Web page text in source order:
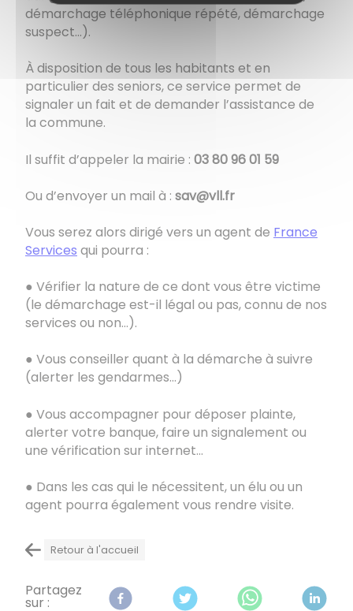
démarchage téléphonique répété, démarchage
suspect…).
À disposition de tous les habitants et en
particulier des seniors, ce service permet de
signaler un fait et de demander l’assistance de
la commune.
Il suffit d’appeler la mairie : 03 80 96 01 59
Ou d’envoyer un mail à : sav@vll.fr
Vous serez alors dirigé vers un agent de France
Services qui pourra :
● Vérifier la nature de ce dont vous être victime
(le démarchage est-il légal ou pas, connu de nos
services ou non…).
● Vous conseiller quant à la démarche à suivre
(alerter les gendarmes…)
● Vous accompagner pour déposer plainte,
alerter votre banque, faire un signalement ou
une vérification sur internet…
● Dans les cas qui le nécessitent, un élu ou un
agent pourra également vous rendre visite.
Retour à l'accueil
Partagez
sur :